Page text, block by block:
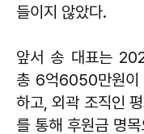
들이지 않았다.
앞서 송 대표는
총 6억6050만원이
하고, 외곽 조직인
를 통해 후원금 명